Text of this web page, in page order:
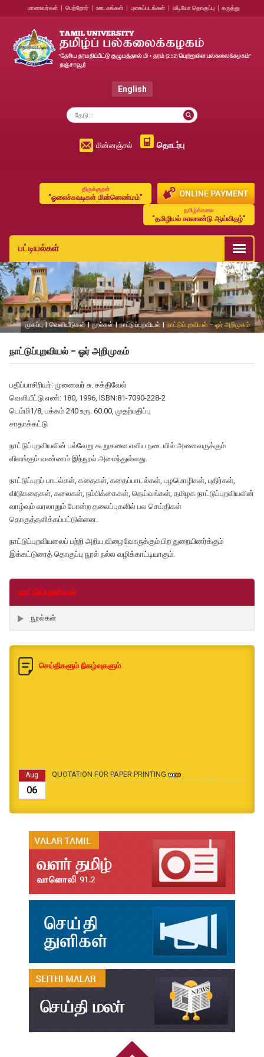
மாணவர்கள் பெற்றோர் ஊடகங்கள் புகைப்படங்கள் வீடியோ தொகுப்பு கருத்து
English
மின்னஞ்சல் தொடர்பு
திருக்குறள்
"ஓலைச்சுவடிகள் மின்னெண்மம்"
தமிழ்க்கலை
"தமிழியல் காலாண்டு ஆய்விதழ்"
பட்டியல்கள்
முகப்பு வெளியீடுகள் | நூல்கள் | நாட்டுப்புறவியல் நாட்டுப்புறவியல் – ஓர் அறிமுகம்
நாட்டுப்புறவியல் – ஓர் அறிமுகம்
பதிப்பாசிரியர்: முனைவர் சு. சக்திவேல்
வெளியீட்டு எண்: 180, 1996, ISBN:81-7090-228-2
டெம்மி1/8, பக்கம் 240 உரூ. 60.00, முதற்பதிப்பு
சாதாக்கட்டு
நாட்டுப்புறவியலின் பல்வேறு கூறுகளை எளிய நடையில் அனைவருக்கும்
விளங்கும் வண்ணம் இந்நூல் அமைந்துள்ளது.
நாட்டுப்புறப் பாடல்கள், கதைகள், கதைப்பாடல்கள், பழமொழிகள், புதிர்கள்,
விடுகதைகள், கலைகள், நம்பிக்கைகள், தெய்வங்கள், தமிழக நாட்டுப்புறவியலின்
வாழ்வும் வரலாறும் போன்ற தலைப்புகளில் பல செய்திகள்
தொகுத்தளிக்கப்பட்டுள்ளன.
நாட்டுப்புறவியலைப் பற்றி அறிய விழைவோருக்கும் பிற துறையினர்க்கும்
இக்கட்டுரைத் தொகுப்பு நூல் நல்ல வழிக்காட்டியாகும்.
நாட்டுப்புறவியல்
நூல்கள்
செய்திகளும் நிகழ்வுகளும்
Aug
06
QUOTATION FOR PAPER PRINTING
04
B.Ed., M.Ed., Admission Date Extesion
Jul
31
தமிழ்க்கலை – தமிழியல் காலாண்டு ஆய்விதழ் - 2026
Jul
31
தமிழ்க்கலை – தமிழியல் காலாண்டு ஆய்விதழ் – 2025
Jul
31
தமிழ்க்கலை – தமிழியல் காலாண்டு ஆய்விதழ் – 2024
தமிழ்க்கலை – தமிழியல் காலாண்டு ஆய்விதழ் – 2023
தமிழ்க்கலை – தமிழியல் காலாண்டு ஆய்விதழ் – 2022